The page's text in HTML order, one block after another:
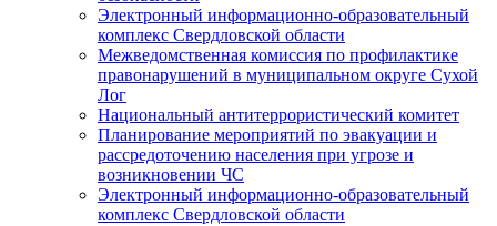
Электронный информационно-образовательный
комплекс Cвердловской области
Межведомственная комиссия по профилактике
правонарушений в муниципальном округе Сухой
Лог
Национальный антитеррористический комитет
Планирование мероприятий по эвакуации и
рассредоточению населения при угрозе и
возникновении ЧС
Электронный информационно-образовательный
комплекс Свердловской области